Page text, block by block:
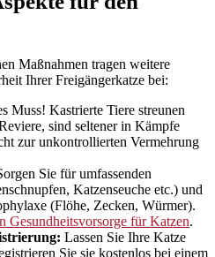
Maßnahmen tragen weitere
Ihrer Freigängerkatze bei:
Muss! Kastrierte Tiere streunen
sind seltener in Kämpfe
zur unkontrollierten Vermehrung
Sie für umfassenden
Katzenseuche etc.) und
(Flöhe, Zecken, Würmer).
Gesundheitsvorsorge für Katzen.
Lassen Sie Ihre Katze
Sie sie kostenlos bei einem